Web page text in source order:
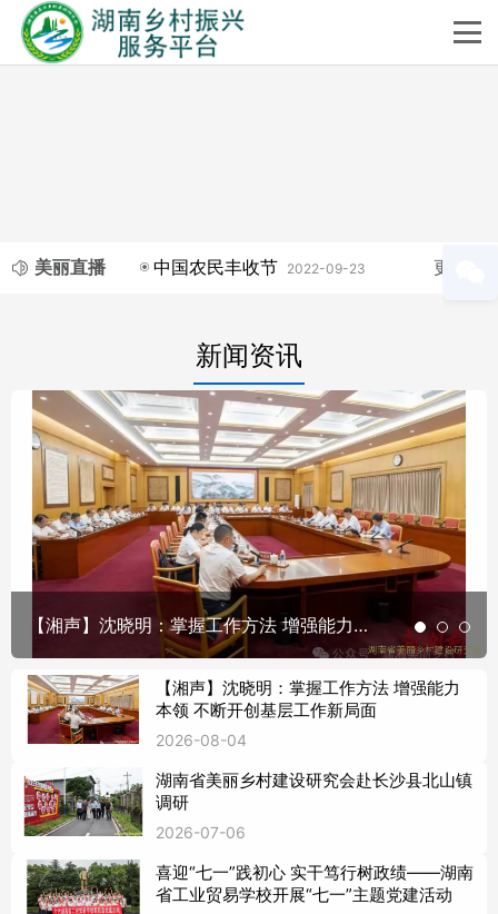
美丽直播 中国农民丰收节 2022-09-23 更多
新闻资讯
【湘声】沈晓明：掌握工作方法 增强能力本领 不断开创基层工作新局面
【湘声】沈晓明：掌握工作方法 增强能力
本领 不断开创基层工作新局面
2026-08-04
湖南省美丽乡村建设研究会赴长沙县北山镇
调研
2026-07-06
​​​​​​​喜迎“七一”践初心 实干笃行树政绩——湖南
省工业贸易学校开展“七一”主题党建活动